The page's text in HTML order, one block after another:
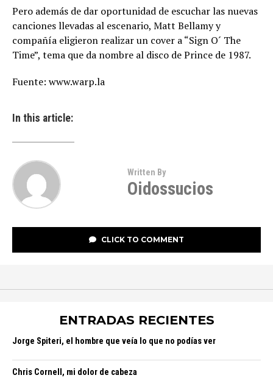
Pero además de dar oportunidad de escuchar las nuevas
canciones llevadas al escenario, Matt Bellamy y
compañía eligieron realizar un cover a “Sign O´ The
Time”, tema que da nombre al disco de Prince de 1987.
Fuente: www.warp.la
In this article:
Written By
Oidossucios
CLICK TO COMMENT
ENTRADAS RECIENTES
Jorge Spiteri, el hombre que veía lo que no podías ver
Chris Cornell, mi dolor de cabeza